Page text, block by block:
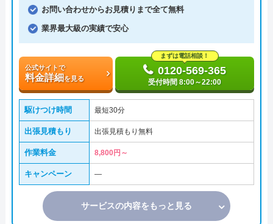
お問い合わせからお見積りまで全て無料
業界最大級の実績で安心
公式サイトで
料金詳細を見る
まずは電話相談！
0120-569-365
受付時間 8:00～22:00
駆けつけ時間 最短30分
出張見積もり 出張見積もり無料
作業料金 8,800円～
キャンペーン ―
サービスの内容をもっと見る